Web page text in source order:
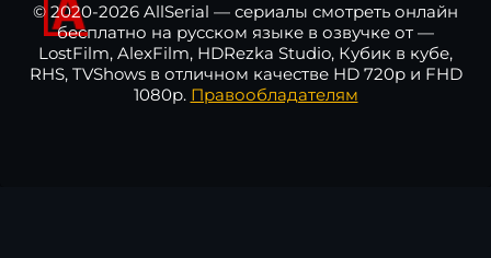
© 2020-2026 AllSerial — сериалы смотреть онлайн
бесплатно на русском языке в озвучке от —
LostFilm, AlexFilm, HDRezka Studio, Кубик в кубе,
RHS, TVShows в отличном качестве HD 720p и FHD
1080p. Правообладателям